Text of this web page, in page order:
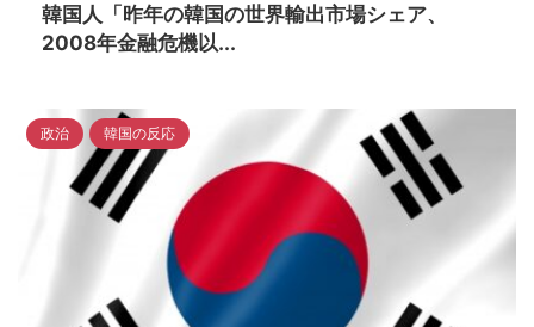
韓国人「昨年の韓国の世界輸出市場シェア、
2008年金融危機以...
政治 韓国の反応